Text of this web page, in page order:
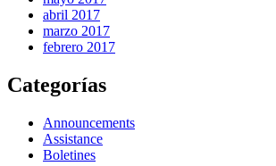
abril 2017
marzo 2017
febrero 2017
Categorías
Announcements
Assistance
Boletines